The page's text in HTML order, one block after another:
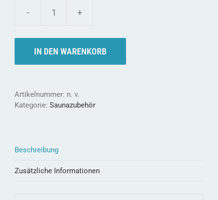
Weka
-
viel
Ihrer
Sauna
IN DEN WARENKORB
Artikelnummer: n. v.
Kategorie: Saunazubehör
Beschreibung
Zusätzliche Informationen